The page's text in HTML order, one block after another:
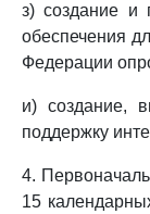
з) создание и
обеспечения
Федерации
и) создание,
поддержку
4.
15